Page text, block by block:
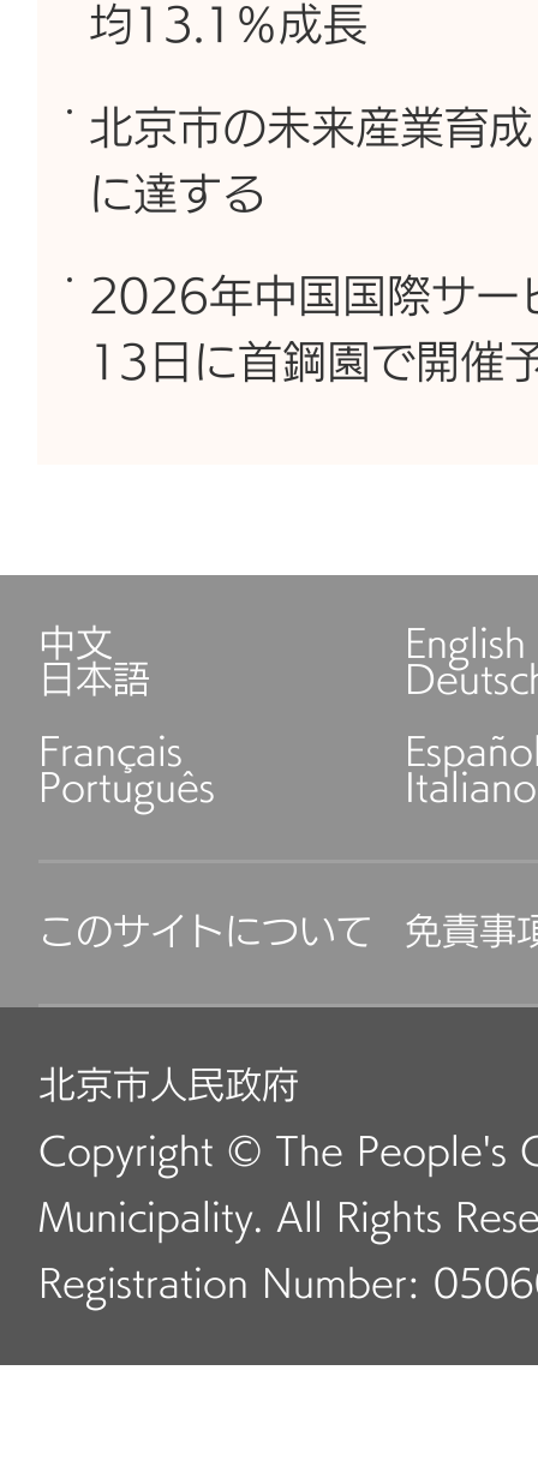
均13.1％成長
北京市の未来産業育
に達する
2026年中国国際サー
13日に首鋼園で開催
中文 English
日本語
Français
Português Italiano
このサイトについて 免責事
北京市人民政府
Copyright © The People's
Municipality. All Rights
Registration Number: